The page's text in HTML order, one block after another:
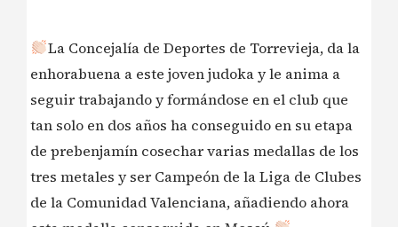
La Concejalía de Deportes de Torrevieja, da la
enhorabuena a este joven judoka y le anima a
seguir trabajando y formándose en el club que
tan solo en dos años ha conseguido en su etapa
de prebenjamín cosechar varias medallas de los
tres metales y ser Campeón de la Liga de Clubes
de la Comunidad Valenciana, añadiendo ahora